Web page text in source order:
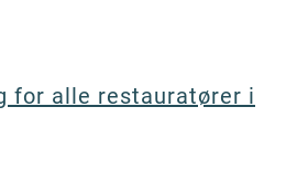
for alle restauratører i